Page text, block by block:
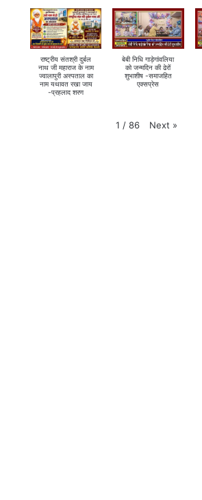
राष्ट्रीय संतश्री दुर्बल
नाथ जी महाराज के नाम
ज्वालापुरी अस्पताल का
नाम यथावत रखा जाय
-प्रहलाद शरण
बेबी निधि गाड़ेगांवलिया
को जन्मदिन की ढेरों
शुभाशीष -समाजहित
एक्सप्रेस
1 / 86 Next »